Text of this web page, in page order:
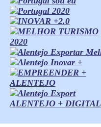
ALENTEJO + DIGITAL